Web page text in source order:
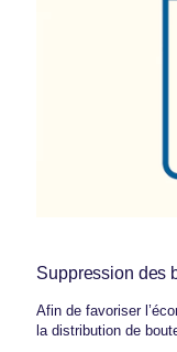
Suppression des
Afin de favoriser
la distribution de